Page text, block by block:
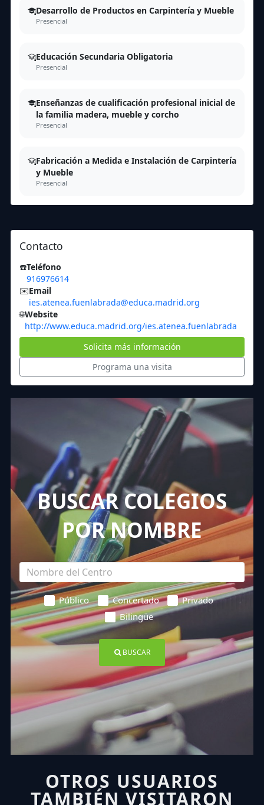
Desarrollo de Productos en Carpintería y Mueble
Presencial
Educación Secundaria Obligatoria
Presencial
Enseñanzas de cualificación profesional inicial de
la familia madera, mueble y corcho
Presencial
Fabricación a Medida e Instalación de Carpintería
y Mueble
Presencial
Contacto
☎️Teléfono
916976614
✉️Email
ies.atenea.fuenlabrada@educa.madrid.org
🌐Website
http://www.educa.madrid.org/ies.atenea.fuenlabrada
Solicita más información
Programa una visita
BUSCAR COLEGIOS
POR NOMBRE
Público Concertado
Privado
Bilingüe
BUSCAR
OTROS USUARIOS
TAMBIÉN VISITARON